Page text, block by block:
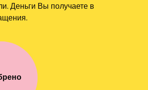
Деньги Вы получаете в